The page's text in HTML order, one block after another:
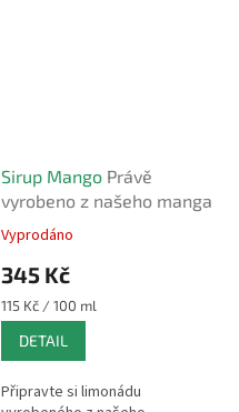
Sirup Mango Právě
vyrobeno z našeho manga
Průměrné
produktu
je
5,0
5
hvězdiček.
Vyprodáno
345 Kč
Měrná
cena:
115 Kč / 100 ml
DETAIL
Připravte si limonádu